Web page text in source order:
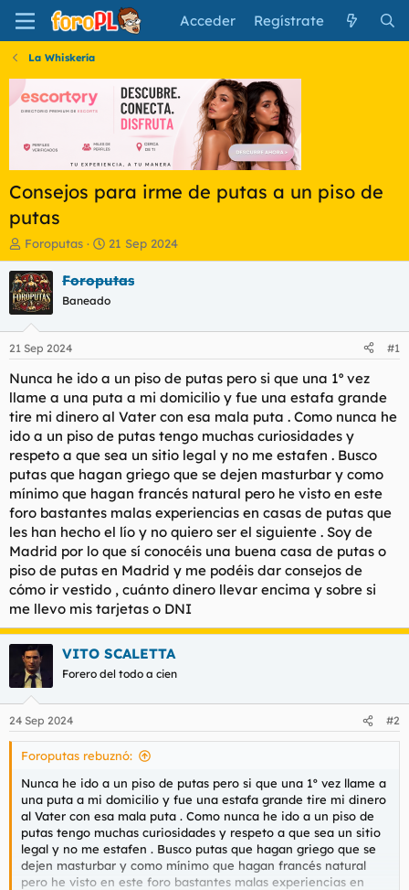
Acceder Regístrate
La Whiskería
Consejos para irme de putas a un piso de
putas
I
n
i
c
i
a
d
o
r
e
l
t
e
m
a
Foroputas
F
e
c
a
i
n
i
c
i
o
21 Sep 2024
Foroputas
Baneado
21 Sep 2024 #1
Nunca he ido a un piso de putas pero si que una 1º vez
llame a una puta a mi domicilio y fue una estafa grande
tire mi dinero al Vater con esa mala puta . Como nunca he
ido a un piso de putas tengo muchas curiosidades y
respeto a que sea un sitio legal y no me estafen . Busco
putas que hagan griego que se dejen masturbar y como
mínimo que hagan francés natural pero he visto en este
foro bastantes malas experiencias en casas de putas que
les han hecho el lío y no quiero ser el siguiente . Soy de
Madrid por lo que sí conocéis una buena casa de putas o
piso de putas en Madrid y me podéis dar consejos de
cómo ir vestido , cuánto dinero llevar encima y sobre si
me llevo mis tarjetas o DNI
VITO SCALETTA
Forero del todo a cien
24 Sep 2024 #2
Foroputas rebuznó:
Nunca he ido a un piso de putas pero si que una 1º vez llame a
una puta a mi domicilio y fue una estafa grande tire mi dinero
al Vater con esa mala puta . Como nunca he ido a un piso de
putas tengo muchas curiosidades y respeto a que sea un sitio
legal y no me estafen . Busco putas que hagan griego que se
dejen masturbar y como mínimo que hagan francés natural
pero he visto en este foro bastantes malas experiencias en